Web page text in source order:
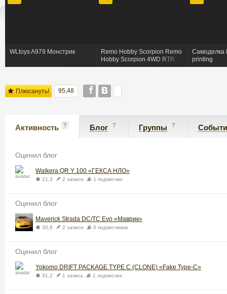
WLtoys A979 Монстрик
Remo Hobby Scorpion Remo
Hobby Scorpion 4WD RTR
1:8 2.4G-RM8051
Самоделка
printing
Плюсануть! 95,48
Активность ? Блог ? Группы ?
Оценил блог
Walkera QR Y 100 «ГЕКСА НЛО»
21,3 2 записи 1 подписчик
Оценил блог
Maverick Strada DC/TC Evo «Маврик»
30,8 2 записи 0 подписчиков
Оценил блог
Yokomo DRIFT PACKAGE TYPE C (CLONE) «Fake Type-C»
31,2 1 запись 1 подписчик